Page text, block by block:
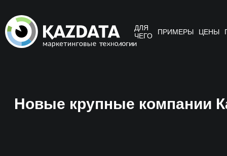
ДЛЯ
ЧЕГО
ПРИМЕРЫ ЦЕНЫ
Новые крупные компании